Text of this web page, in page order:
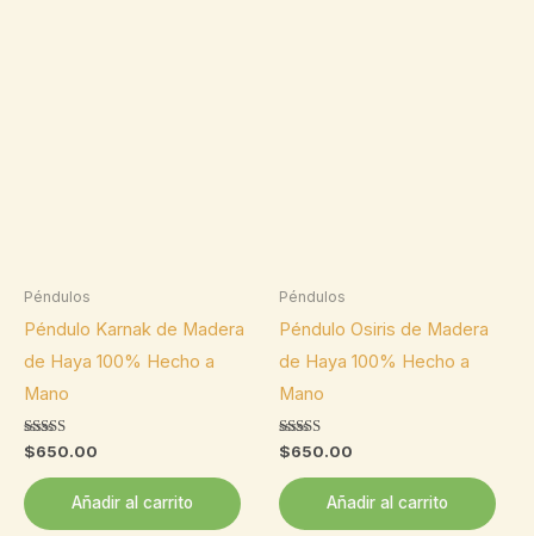
Péndulos
Péndulo Karnak de Madera
de Haya 100% Hecho a
Mano
Valorado
con
5.00
de 5
$650.00
Añadir al carrito
Péndulos
Péndulo Osiris de Madera
de Haya 100% Hecho a
Mano
Valorado
con
5.00
de 5
$650.00
Añadir al carrito